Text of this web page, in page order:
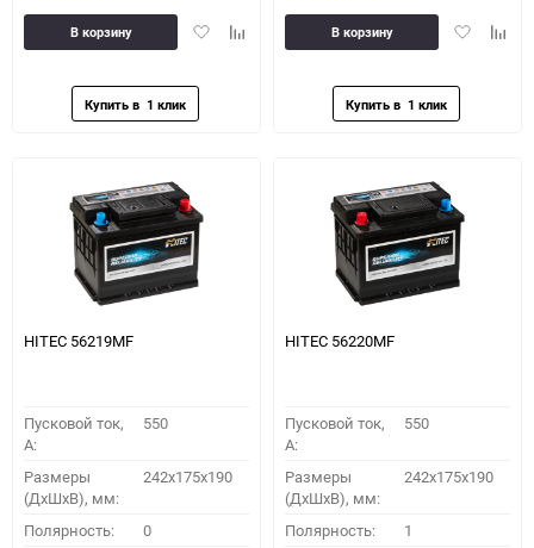
ДобавитьДобавить
В корзину
Добавить
В корзину
HITEC 56219MF
Пусковой ток,
A:
550
Размеры
(ДхШхВ), мм:
242x175x190
Полярность: 0
HITEC 56220MF
Пусковой ток,
A:
550
Размеры
(ДхШхВ), мм:
242x175x190
Полярность: 1